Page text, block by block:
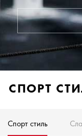
СПОРТ
Спорт стиль